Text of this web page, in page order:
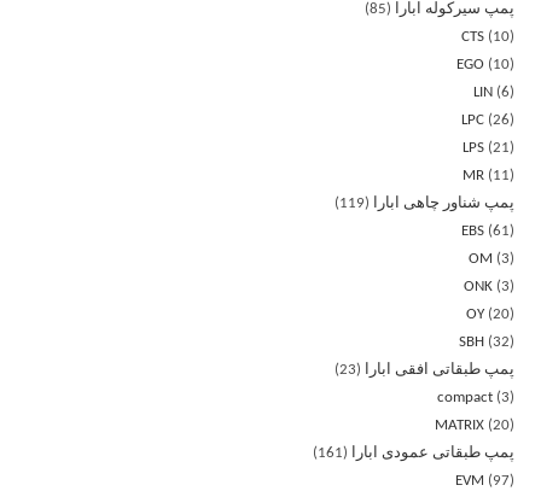
پمپ سیرکوله ابارا
85
CTS
10
EGO
10
LIN
6
LPC 26
LPS 21
MR
11
پمپ شناور چاهی ابارا
119
EBS 61
OM
3
ONK 3
OY 20
SBH
32
پمپ طبقاتی افقی ابارا
23
compact 3
MATRIX 20
پمپ طبقاتی عمودی ابارا
161
EVM
97